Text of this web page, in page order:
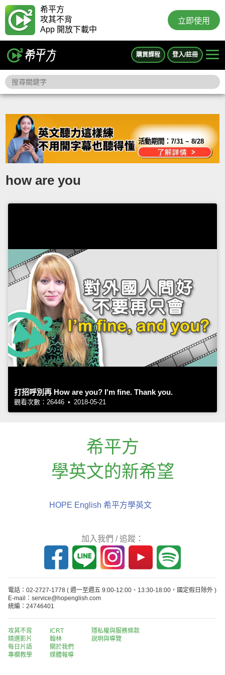
希平方
攻其不背
App 開放下載中
立即使用
購買課程 登入/註冊
活動期間：7/31 ~ 8/28
how are you
打招呼別再 How are you? I'm fine. Thank you.
觀看次數：26446 • 2018-05-21
希平方
學英文的新希望
HOPE English 希平方學英文
加入我們 / 追蹤：
電話：02-2727-1778 ( 週一至週五 9:00-12:00、13:30-18:00，國定假日除外 )
E-mail：service@hopenglish.com
統編：24746401
攻其不背
精選影片
每日片語
專欄教學
ICRT
翰林
關於我們
媒體報導
隱私權與服務條款
說明與導覽